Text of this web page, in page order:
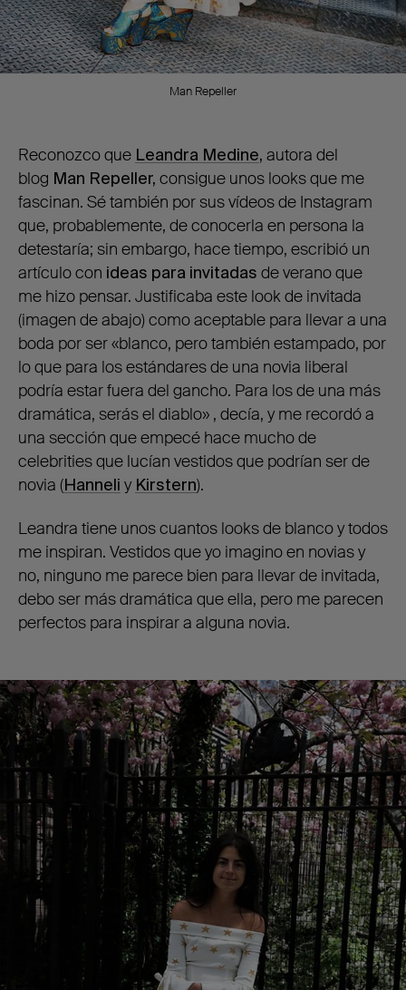
Man Repeller
Reconozco que Leandra Medine, autora del
blog Man Repeller, consigue unos looks que me
fascinan. Sé también por sus vídeos de Instagram
que, probablemente, de conocerla en persona la
detestaría; sin embargo, hace tiempo, escribió un
artículo con ideas para invitadas de verano que
me hizo pensar. Justificaba este look de invitada
(imagen de abajo) como aceptable para llevar a una
boda por ser «blanco, pero también estampado, por
lo que para los estándares de una novia liberal
podría estar fuera del gancho. Para los de una más
dramática, serás el diablo» , decía, y me recordó a
una sección que empecé hace mucho de
celebrities que lucían vestidos que podrían ser de
novia (Hanneli y Kirstern).
Leandra tiene unos cuantos looks de blanco y todos
me inspiran. Vestidos que yo imagino en novias y
no, ninguno me parece bien para llevar de invitada,
debo ser más dramática que ella, pero me parecen
perfectos para inspirar a alguna novia.